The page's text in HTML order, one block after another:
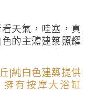
天氣，哇塞，真
的主體建築照耀